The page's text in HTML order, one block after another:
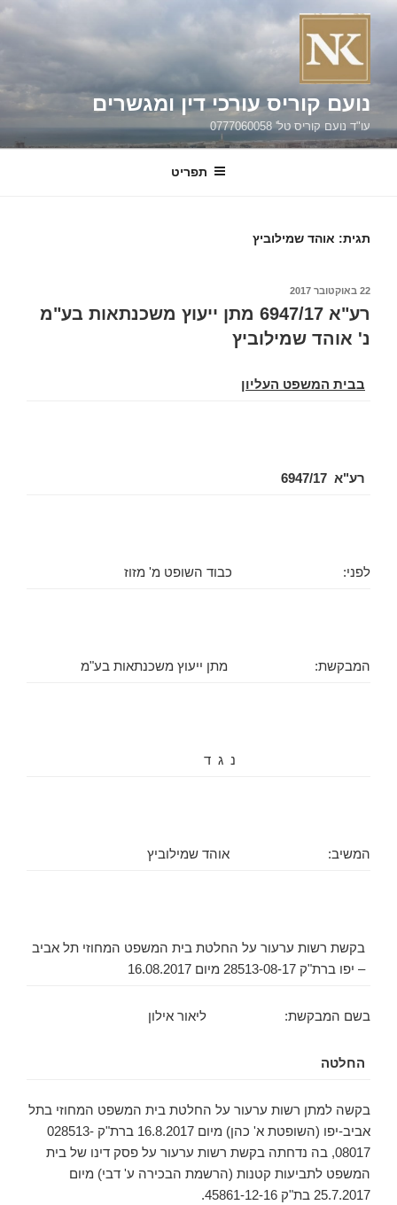
דילוג
נועם קוריס עורכי דין ומגשרים
עו"ד נועם קוריס טל' 0777060058
תפריט
תגית: אוהד שמילוביץ
פורסם
22 באוקטובר 2017
רע"א 6947/17 מתן ייעוץ משכנתאות בע"מ
נ' אוהד שמילוביץ
בבית המשפט העליון
רע"א 6947/17
לפני: כבוד השופט מ' מזוז
המבקשת: מתן ייעוץ משכנתאות בע"מ
נ ג ד
המשיב: אוהד שמילוביץ
בקשת רשות ערעור על החלטת בית המשפט המחוזי תל אביב
– יפו ברת"ק 28513-08-17 מיום 16.08.2017
בשם המבקשת: ליאור אילון
החלטה
בקשה למתן רשות ערעור על החלטת בית המשפט המחוזי בתל
אביב-יפו (השופטת א' כהן) מיום 16.8.2017 ברת"ק 028513-
08017, בה נדחתה בקשת רשות ערעור על פסק דינו של בית
המשפט לתביעות קטנות (הרשמת הבכירה ע' דבי) מיום
25.7.2017 בת"ק 45861-12-16.